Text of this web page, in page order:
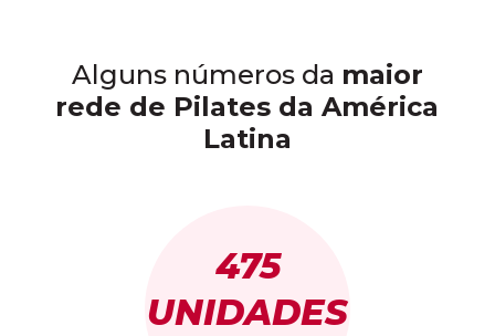
Alguns números da maior
rede de Pilates da América
Latina
475
UNIDADES